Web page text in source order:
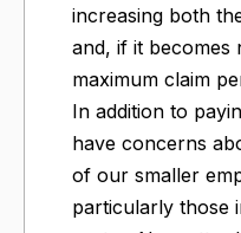
increasing both
and, if it becomes
maximum claim
In addition to
have concerns
of our smaller
particularly those